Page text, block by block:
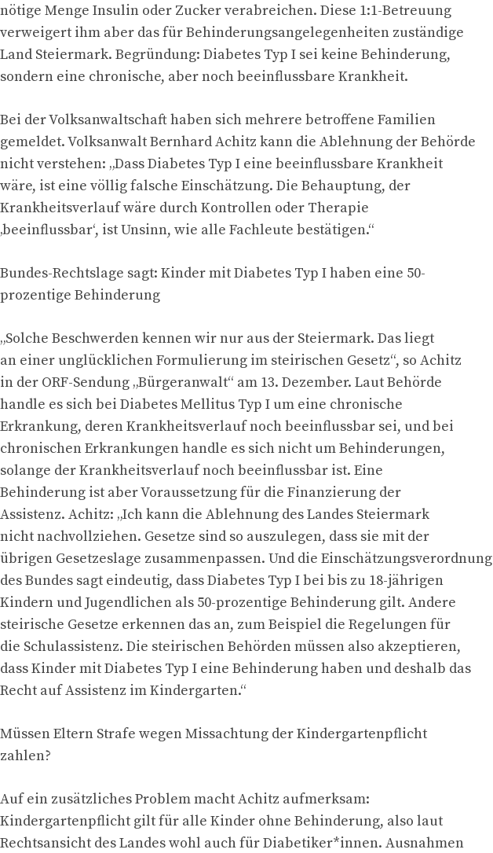
nötige Menge Insulin oder Zucker verabreichen. Diese 1:1-Betreuung
verweigert ihm aber das für Behinderungsangelegenheiten zuständige
Land Steiermark. Begründung: Diabetes Typ I sei keine Behinderung,
sondern eine chronische, aber noch beeinflussbare Krankheit.
Bei der Volksanwaltschaft haben sich mehrere betroffene Familien
gemeldet. Volksanwalt Bernhard Achitz kann die Ablehnung der Behörde
nicht verstehen: „Dass Diabetes Typ I eine beeinflussbare Krankheit
wäre, ist eine völlig falsche Einschätzung. Die Behauptung, der
Krankheitsverlauf wäre durch Kontrollen oder Therapie
‚beeinflussbar‘, ist Unsinn, wie alle Fachleute bestätigen.“
Bundes-Rechtslage sagt: Kinder mit Diabetes Typ I haben eine 50-
prozentige Behinderung
„Solche Beschwerden kennen wir nur aus der Steiermark. Das liegt
an einer unglücklichen Formulierung im steirischen Gesetz“, so Achitz
in der ORF-Sendung „Bürgeranwalt“ am 13. Dezember. Laut Behörde
handle es sich bei Diabetes Mellitus Typ I um eine chronische
Erkrankung, deren Krankheitsverlauf noch beeinflussbar sei, und bei
chronischen Erkrankungen handle es sich nicht um Behinderungen,
solange der Krankheitsverlauf noch beeinflussbar ist. Eine
Behinderung ist aber Voraussetzung für die Finanzierung der
Assistenz. Achitz: „Ich kann die Ablehnung des Landes Steiermark
nicht nachvollziehen. Gesetze sind so auszulegen, dass sie mit der
übrigen Gesetzeslage zusammenpassen. Und die Einschätzungsverordnung
des Bundes sagt eindeutig, dass Diabetes Typ I bei bis zu 18-jährigen
Kindern und Jugendlichen als 50-prozentige Behinderung gilt. Andere
steirische Gesetze erkennen das an, zum Beispiel die Regelungen für
die Schulassistenz. Die steirischen Behörden müssen also akzeptieren,
dass Kinder mit Diabetes Typ I eine Behinderung haben und deshalb das
Recht auf Assistenz im Kindergarten.“
Müssen Eltern Strafe wegen Missachtung der Kindergartenpflicht
zahlen?
Auf ein zusätzliches Problem macht Achitz aufmerksam:
Kindergartenpflicht gilt für alle Kinder ohne Behinderung, also laut
Rechtsansicht des Landes wohl auch für Diabetiker*innen. Ausnahmen